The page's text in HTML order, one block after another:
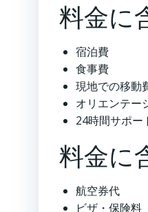
料金に
宿泊費
食事費
現地での移動
オリエンテー
24時間サポー
料金に
航空券代
ビザ・保険料